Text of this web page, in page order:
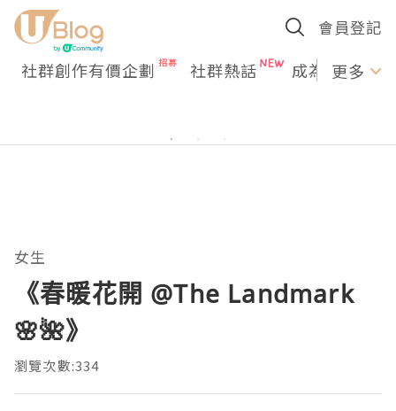
會員登記
社群創作有價企劃 社群熱話 成為U更多
女生
《春暖花開 @The Landmark
🌸🌺》
瀏覽次數:334